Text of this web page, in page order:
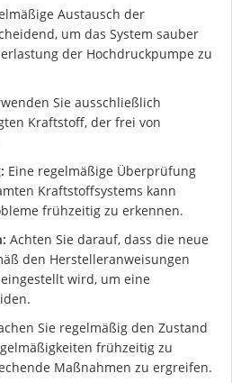
Austausch der
um das System sauber
der Hochdruckpumpe zu
Sie ausschließlich
Kraftstoff, der frei von
Eine regelmäßige Überprüfung
Kraftstoffsystems kann
frühzeitig zu erkennen.
Achten Sie darauf, dass die neue
den Herstelleranweisungen
wird, um eine
Sie regelmäßig den Zustand
frühzeitig zu
Maßnahmen zu ergreifen.